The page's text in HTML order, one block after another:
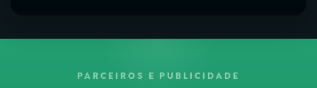
PARCEIROS E PUBLICIDADE